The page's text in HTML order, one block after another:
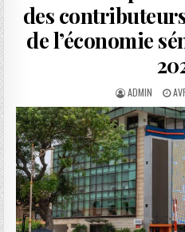
des
de l’économie
AUTHOR:
ADMIN